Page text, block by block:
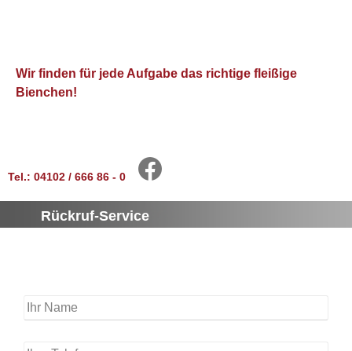
Wir finden für jede Aufgabe das richtige fleißige
Bienchen!
Tel.: 04102 / 666 86 - 0
Rückruf-Service